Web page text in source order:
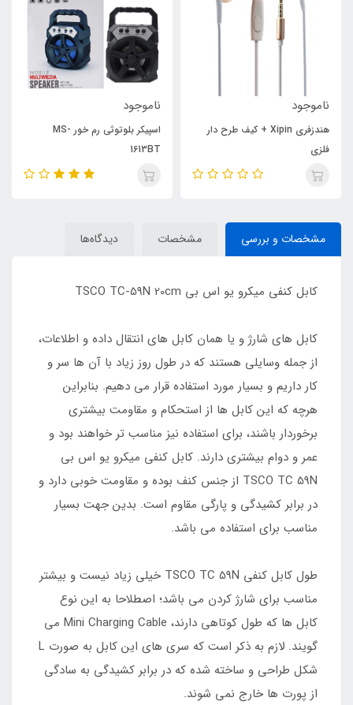
ناموجود
هندزفری Xipin + کیف طرح دار
فلزی
ناموجود
اسپیکر بلوتوثی رم خور MS-
1613BT
مشخصات و بررسی مشخصات دیدگاه‌ها
کابل کنفی میکرو یو اس بی TSCO TC-59N 20cm
کابل های شارژ و یا همان کابل های انتقال داده و اطلاعات،
از جمله وسایلی هستند که در طول روز زیاد با آن ها سر و
کار داریم و بسیار مورد استفاده قرار می دهیم. بنابراین
هرچه که این کابل ها از استحکام و مقاومت بیشتری
برخوردار باشند، برای استفاده نیز مناسب تر خواهند بود و
عمر و دوام بیشتری دارند. کابل کنفی میکرو یو اس بی
TSCO TC 59N از جنس کنف بوده و مقاومت خوبی دارد و
در برابر کشیدگی و پارگی مقاوم است. بدین جهت بسیار
مناسب برای استفاده می باشد.
طول کابل کنفی TSCO TC 59N خیلی زیاد نیست و بیشتر
مناسب برای شارژ کردن می باشد؛ اصطلاحا به این نوع
کابل ها که طول کوتاهی دارند، Mini Charging Cable می
گویند. لازم به ذکر است که سری های این کابل به صورت L
شکل طراحی و ساخته شده که در برابر کشیدگی به سادگی
از پورت ها خارج نمی شوند.